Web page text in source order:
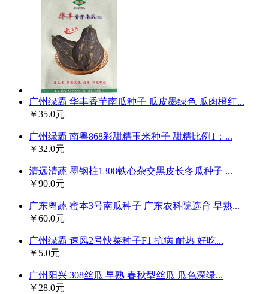
广州绿霸 华丰香芋南瓜种子 瓜皮墨绿色 瓜肉橙红...
￥35.0元
广州绿霸 南粤868彩甜糯玉米种子 甜糯比例1：...
￥32.0元
清远清蔬 墨钢柱1308铁心杂交黑皮长冬瓜种子 ...
￥90.0元
广东粤蔬 蜜本3号南瓜种子 广东农科院选育 早熟...
￥60.0元
广州绿霸 速风2号快菜种子F1 抗病 耐热 好吃...
￥5.0元
广州阳兴 308丝瓜 早熟 春秋型丝瓜 瓜色深绿...
￥28.0元